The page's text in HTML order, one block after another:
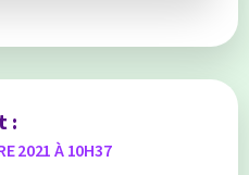
:
2021 À 10H37